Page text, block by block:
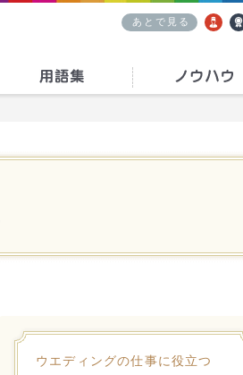
あとで見る 求
ウエディングの仕事に役立つ